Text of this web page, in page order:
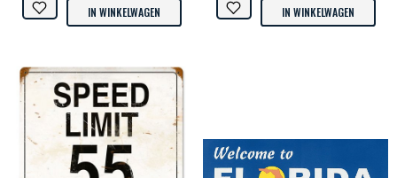
IN WINKELWAGEN IN WINKELWAGEN